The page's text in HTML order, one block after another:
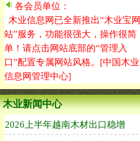
各会员单位：
木业信息网已全新推出“木业宝网
站”服务，功能很强大，操作很简
单！请点击网站底部的“管理入
口”配置专属网站风格。[中国木业
信息网管理中心]
木业新闻中心